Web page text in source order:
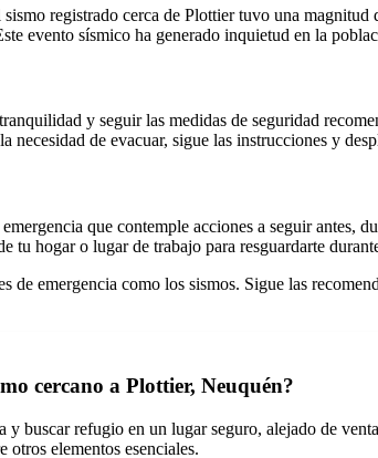
registrado cerca de Plottier tuvo una
evento sísmico ha generado inquietud en la
y seguir las medidas de seguridad
necesidad de evacuar, sigue las instrucciones y
que contemple acciones a seguir antes,
tu hogar o lugar de trabajo para resguardarte
emergencia como los sismos. Sigue las
cercano a Plottier, Neuquén?
buscar refugio en un lugar seguro, alejado de
otros elementos esenciales.